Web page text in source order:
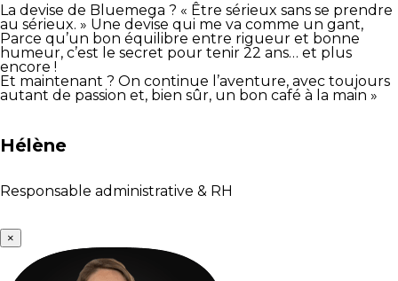
La devise de Bluemega ? « Être sérieux sans se prendre
au sérieux. » Une devise qui me va comme un gant,
Parce qu’un bon équilibre entre rigueur et bonne
humeur, c’est le secret pour tenir 22 ans… et plus
encore !
Et maintenant ? On continue l’aventure, avec toujours
autant de passion et, bien sûr, un bon café à la main »
Hélène
Responsable administrative & RH
×